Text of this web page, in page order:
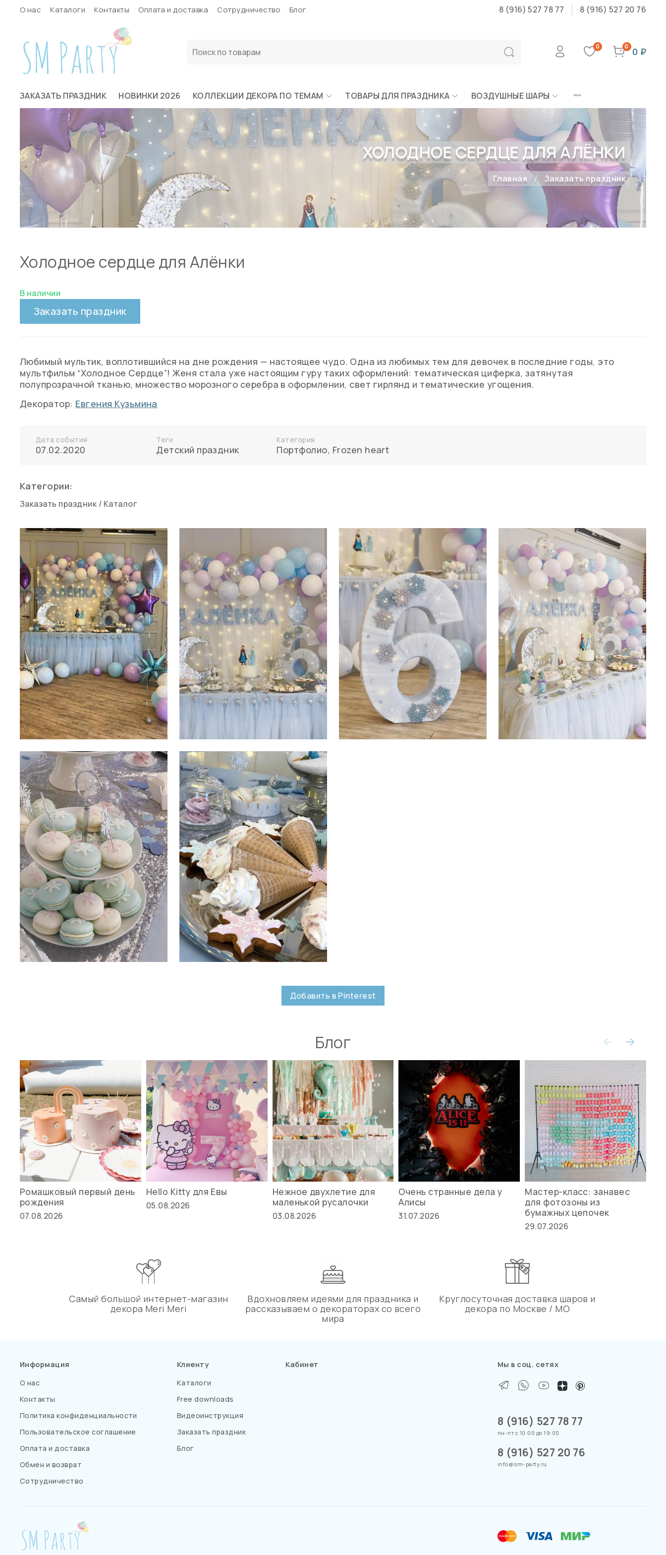
О нас Каталоги Контакты Оплата и доставка Сотрудничество Блог 8 (916) 527 78 77 8 (916) 527 20 76
0 0 0 ₽
ЗАКАЗАТЬ ПРАЗДНИК НОВИНКИ 2026 КОЛЛЕКЦИИ ДЕКОРА ПО ТЕМАМ ТОВАРЫ ДЛЯ ПРАЗДНИКА ВОЗДУШНЫЕ ШАРЫ
ХОЛОДНОЕ СЕРДЦЕ ДЛЯ АЛЁНКИ
Главная Заказать праздник
Холодное сердце для Алёнки
В наличии
Заказать праздник
Любимый мультик, воплотившийся на дне рождения — настоящее чудо. Одна из любимых тем для девочек в последние годы, это
мультфильм “Холодное Сердце”! Женя стала уже настоящим гуру таких оформлений: тематическая циферка, затянутая
полупрозрачной тканью, множество морозного серебра в оформлении, свет гирлянд и тематические угощения.
Декоратор: Евгения Кузьмина
Дата события
07.02.2020
Теги
Детский праздник
Категория
Портфолио, Frozen heart
Категории:
Заказать праздник / Каталог
Добавить в Pinterest
Блог
Ромашковый первый день
рождения
07.08.2026
Hello Kitty для Евы
05.08.2026
Нежное двухлетие для
маленькой русалочки
03.08.2026
Очень странные дела у
Алисы
31.07.2026
Мастер-класс: занавес
для фотозоны из
бумажных цепочек
29.07.2026
Самый большой интернет-магазин
декора Meri Meri
Вдохновляем идеями для праздника и
рассказываем о декораторах со всего
мира
Круглосуточная доставка шаров и
декора по Москве / МО
Информация
О нас
Контакты
Политика конфиденциальности
Пользовательское соглашение
Оплата и доставка
Обмен и возврат
Сотрудничество
Клиенту
Каталоги
Free downloads
Видеоинструкция
Заказать праздник
Блог
Кабинет Мы в соц. сетях
8 (916) 527 78 77
пн-пт с 10:00 до 19:00
8 (916) 527 20 76
info@sm-party.ru